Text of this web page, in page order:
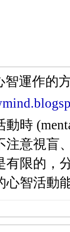
智運作的
動時
注意視盲
有限的，
心智活動